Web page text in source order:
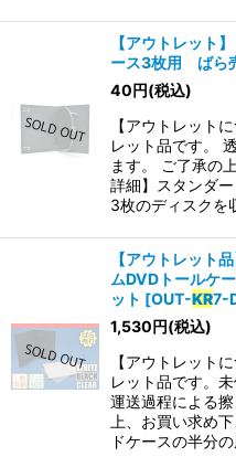
【アウトレット
ース3枚用 ばら
40円(税込)
【アウトレット
レット品です。
ます。 ご了承の
詳細】スタンダ
3枚のディスクを
【アウトレット
ムDVDトール
ット [OUT-KR7-
1,530円(税込)
【アウトレット
レット品です。
運送過程による
上、お買い求め
ドケースの半分